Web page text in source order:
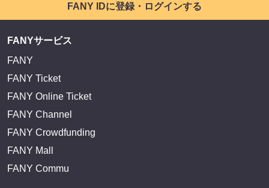
FANY IDに登録・ログインする
FANYサービス
FANY
FANY Ticket
FANY Online Ticket
FANY Channel
FANY Crowdfunding
FANY Mall
FANY Commu